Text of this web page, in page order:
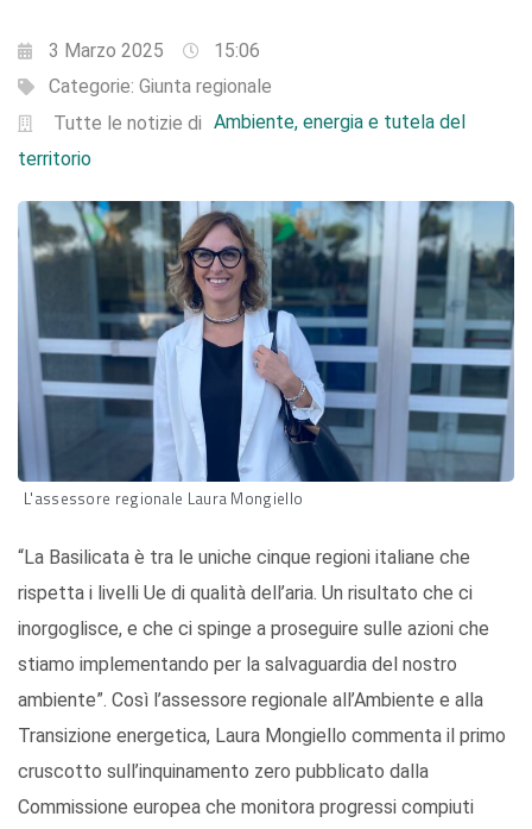
3 Marzo 2025
15:06
Categorie: Giunta regionale
Tutte le notizie di Ambiente, energia e tutela del
territorio
L'assessore regionale Laura Mongiello
“La Basilicata è tra le uniche cinque regioni italiane che
rispetta i livelli Ue di qualità dell’aria. Un risultato che ci
inorgoglisce, e che ci spinge a proseguire sulle azioni che
stiamo implementando per la salvaguardia del nostro
ambiente”. Così l’assessore regionale all’Ambiente e alla
Transizione energetica, Laura Mongiello commenta il primo
cruscotto sull’inquinamento zero pubblicato dalla
Commissione europea che monitora progressi compiuti